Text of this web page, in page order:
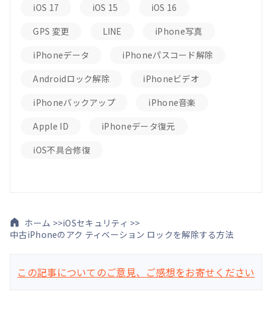
iOS 17
iOS 15
iOS 16
GPS 変更
LINE
iPhone写真
iPhoneデータ
iPhoneパスコード解除
Androidロック解除
iPhoneビデオ
iPhoneバックアップ
iPhone音楽
Apple ID
iPhoneデータ復元
iOS不具合修復
ホーム >>iOSセキュリティ >>
中古iPhoneのアク ティベーション ロックを解除する方法
この記事についてのご意見、ご感想をお寄せください